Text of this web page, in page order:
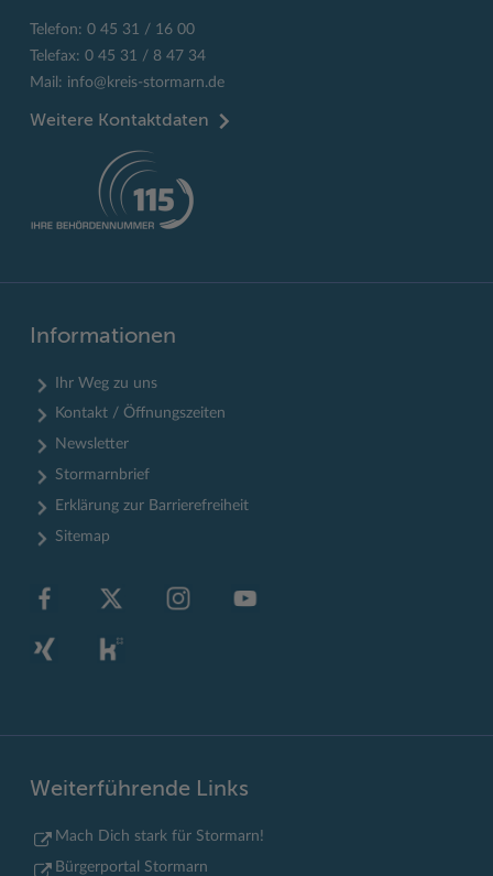
Telefon: 0 45 31 / 16 00
Telefax: 0 45 31 / 8 47 34
Mail: info@kreis-stormarn.de
Weitere Kontaktdaten
Informationen
Ihr Weg zu uns
Kontakt / Öffnungszeiten
Newsletter
Stormarnbrief
Erklärung zur Barrierefreiheit
Sitemap
Weiterführende Links
Mach Dich stark für Stormarn!
Bürgerportal Stormarn